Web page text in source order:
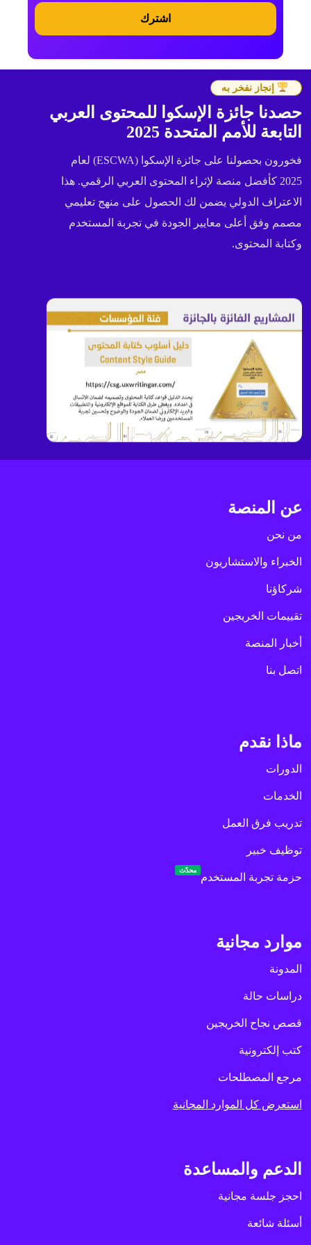
اشترك
إنجاز نفخر به
حصدنا جائزة الإسكوا للمحتوى العربي
التابعة للأمم المتحدة 2025
فخورون بحصولنا على جائزة الإسكوا (ESCWA) لعام
2025 كأفضل منصة لإثراء المحتوى العربي الرقمي. هذا
الاعتراف الدولي يضمن لك الحصول على منهج تعليمي
مصمم وفق أعلى معايير الجودة في تجربة المستخدم
وكتابة المحتوى.
عن المنصة
من نحن
الخبراء والاستشاريون
شركاؤنا
تقييمات الخريجين
أخبار المنصة
اتصل بنا
ماذا نقدم
الدورات
الخدمات
تدريب فرق العمل
توظيف خبير
حزمة تجربة المستخدم
محدّث
موارد مجانية
المدونة
دراسات حالة
قصص نجاح الخريجين
كتب إلكترونية
مرجع المصطلحات
استعرض كل الموارد المجانية
الدعم والمساعدة
احجز جلسة مجانية
أسئلة شائعة